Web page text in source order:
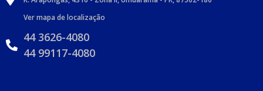
Ver mapa de localização
44 3626-4080
44 99117-4080